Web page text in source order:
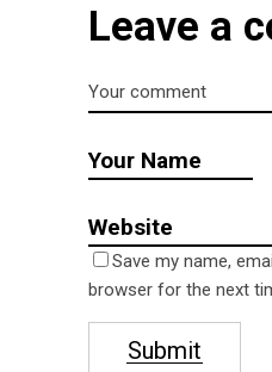
Leave a
Save my name,
browser for the next
Submit